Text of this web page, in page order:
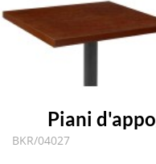
Piani
BKR/04027